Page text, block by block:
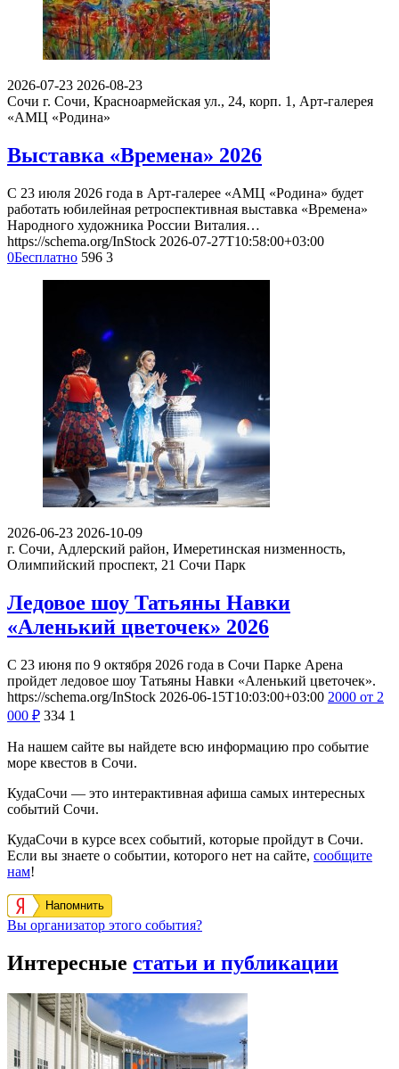
2026-07-23 2026-08-23
Сочи г. Сочи, Красноармейская ул., 24, корп. 1, Арт-галерея
«АМЦ «Родина»
Выставка «Времена» 2026
С 23 июля 2026 года в Арт-галерее «АМЦ «Родина» будет
работать юбилейная ретроспективная выставка «Времена»
Народного художника России Виталия…
https://schema.org/InStock 2026-07-27T10:58:00+03:00
0Бесплатно 596 3
2026-06-23 2026-10-09
г. Сочи, Адлерский район, Имеретинская низменность,
Олимпийский проспект, 21 Сочи Парк
Ледовое шоу Татьяны Навки
«Аленький цветочек» 2026
С 23 июня по 9 октября 2026 года в Сочи Парке Арена
пройдет ледовое шоу Татьяны Навки «Аленький цветочек».
https://schema.org/InStock 2026-06-15T10:03:00+03:00 2000 от 2
000 ₽ 334 1
На нашем сайте вы найдете всю информацию про событие
море квестов в Сочи.
КудаСочи — это интерактивная афиша самых интересных
событий Сочи.
КудаСочи в курсе всех событий, которые пройдут в Сочи.
Если вы знаете о событии, которого нет на сайте, сообщите
нам!
Напомнить
Вы организатор этого события?
Интересные статьи и публикации